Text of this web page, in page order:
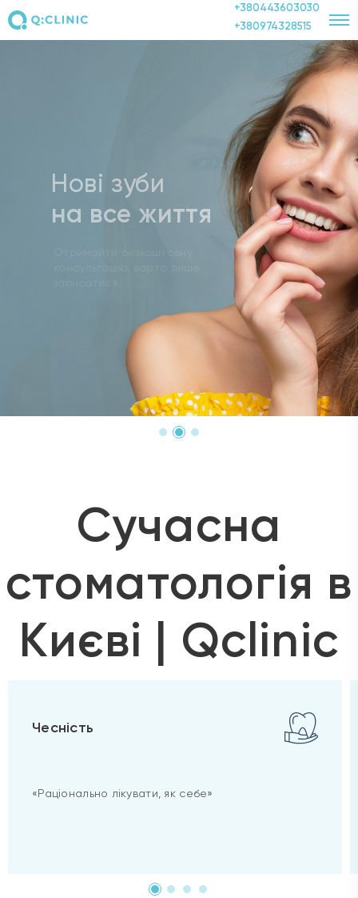
+380443603030
+380974328515
Нові зуби
на все життя
ОНЛАЙН-КОНСУЛЬТАЦІЯ
Сучасна
стоматологія в
Києві | Qclinic
Чесність
«Раціонально лікувати, як себе»